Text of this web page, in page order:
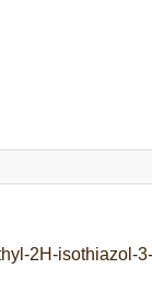
2H-isothiazol-